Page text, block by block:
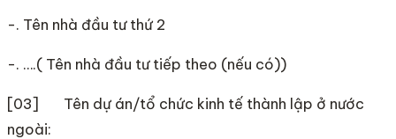
-. Tên nhà đầu tư thứ 2
-. ….( Tên nhà đầu tư tiếp theo (nếu có))
[03] Tên dự án/tổ chức kinh tế thành lập ở nước
ngoài: